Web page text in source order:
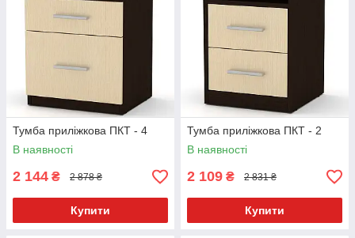
Тумба приліжкова ПКТ - 4
В наявності
2 144 ₴ 2 878 ₴
Купити
Тумба приліжкова ПКТ - 2
В наявності
2 109 ₴ 2 831 ₴
Купити